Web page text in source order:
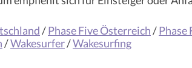
/Phase Five Österreich/Phase
/Wakesurfer/Wakesurfing